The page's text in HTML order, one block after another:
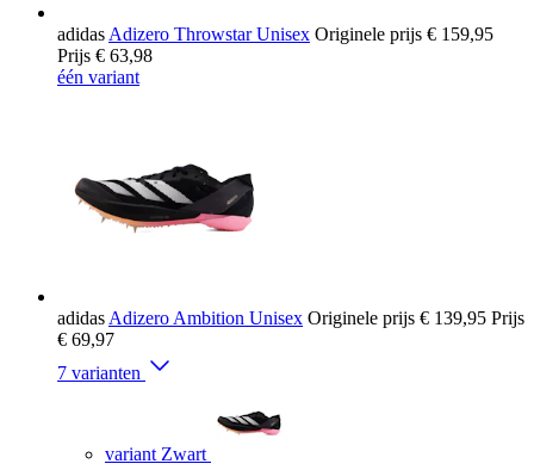
adidas Adizero Throwstar Unisex Originele prijs € 159,95
Prijs € 63,98
één variant
adidas Adizero Ambition Unisex Originele prijs € 139,95 Prijs
€ 69,97
7 varianten
variant Zwart